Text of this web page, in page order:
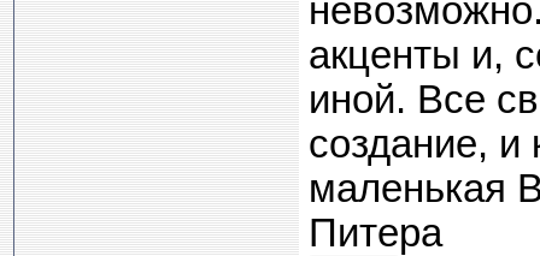
акценты и,
иной. Все
создание, и
маленькая
Питера